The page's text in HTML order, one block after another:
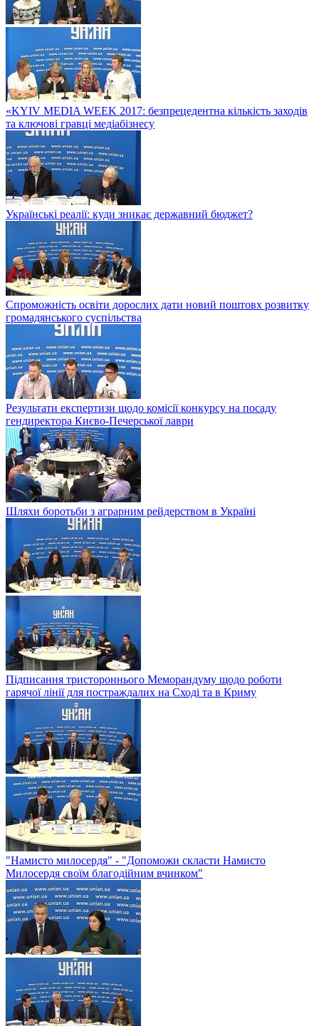
«KYIV MEDIA WEEK 2017: безпрецедентна кількість заходів
та ключові гравці медіабізнесу
Українські реалії: куди зникає державний бюджет?
Спроможність освіти дорослих дати новий поштовх розвитку
громадянського суспільства
Результати експертизи щодо комісії конкурсу на посаду
гендиректора Києво-Печерської лаври
Шляхи боротьби з аграрним рейдерством в Українi
Підписання тристороннього Меморандуму щодо роботи
гарячої лінії для постраждалих на Сході та в Криму
"Намисто милосердя" - "Допоможи скласти Намисто
Милосердя своїм благодійним вчинком"